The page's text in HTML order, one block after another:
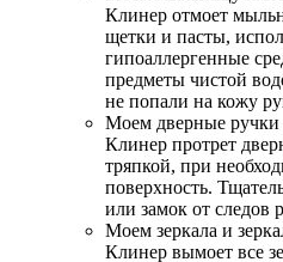
Клинер отмоет
щетки и пасты,
гипоаллергенные
предметы чистой
не попали на кожу
Моем дверные ручки
Клинер протрет
тряпкой, при
поверхность.
или замок от следов
Моем зеркала и
Клинер вымоет все